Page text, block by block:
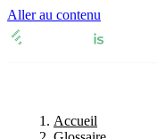
Aller au contenu
🇫🇷 France
Fiches TVA
Accueil